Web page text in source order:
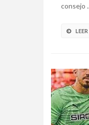
consejo